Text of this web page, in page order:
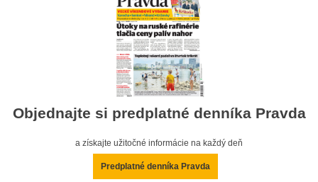
Objednajte si predplatné denníka Pravda
a získajte užitočné informácie na každý deň
Predplatné denníka Pravda